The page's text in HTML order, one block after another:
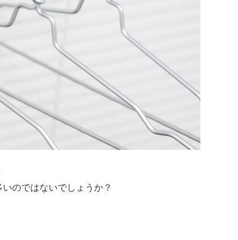
のではないでしょうか？